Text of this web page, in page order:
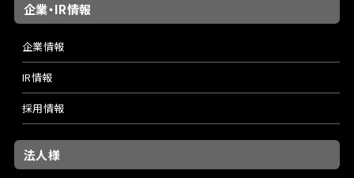
企業・IR情報
企業情報
IR情報
採用情報
法人様